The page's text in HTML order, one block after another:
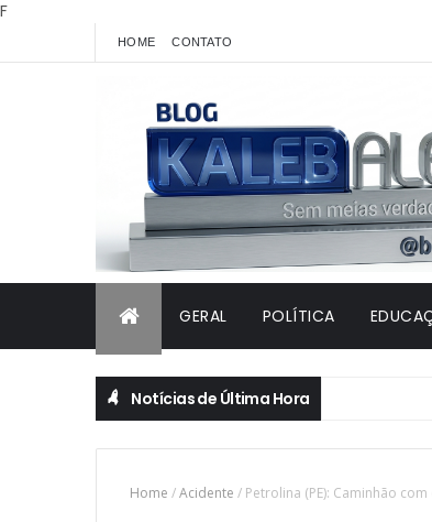
F
HOME CONTATO
GERAL POLÍTICA
Notícias de Última Hora
Home /Acidente / Petrolina (PE): Caminhão